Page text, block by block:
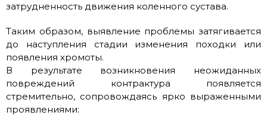
затрудненность движения коленного сустава.
Таким образом, выявление проблемы затягивается
до наступления стадии изменения походки или
появления хромоты.
В результате возникновения неожиданных
повреждений контрактура появляется
стремительно, сопровождаясь ярко выраженными
проявлениями: